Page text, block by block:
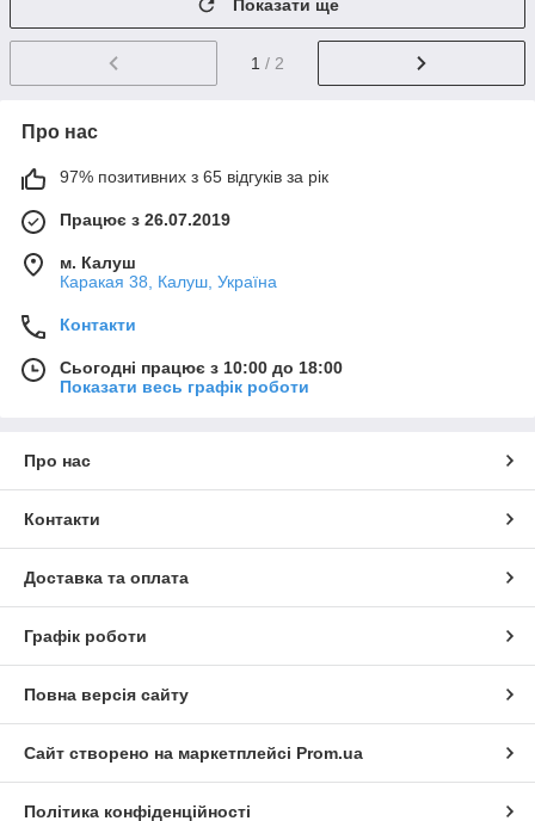
Показати ще
1 / 2
Про нас
97% позитивних з 65 відгуків за рік
Працює з 26.07.2019
м. Калуш
Каракая 38, Калуш, Україна
Контакти
Сьогодні працює з 10:00 до 18:00
Показати весь графік роботи
Про нас
Контакти
Доставка та оплата
Графік роботи
Повна версія сайту
Сайт створено на маркетплейсі Prom.ua
Політика конфіденційності